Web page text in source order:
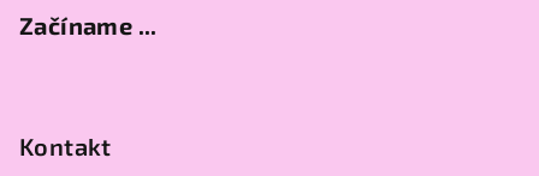
Začíname ...
Kontakt